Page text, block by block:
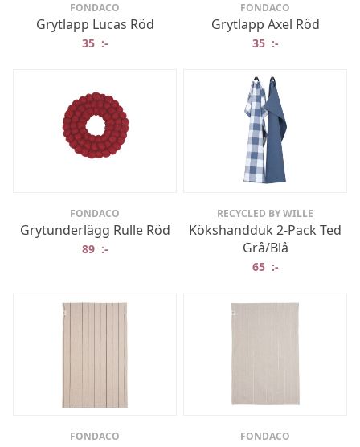
FONDACO
Grytlapp Lucas Röd
35 :-
FONDACO
Grytlapp Axel Röd
35 :-
FONDACO
Grytunderlägg Rulle Röd
89 :-
RECYCLED BY WILLE
Kökshandduk 2-Pack Ted
Grå/Blå
65 :-
FONDACO FONDACO